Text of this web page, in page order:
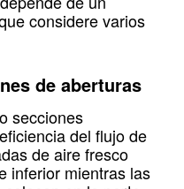
considere varios
de aberturas
secciones
del flujo de
de aire fresco
inferior mientras las